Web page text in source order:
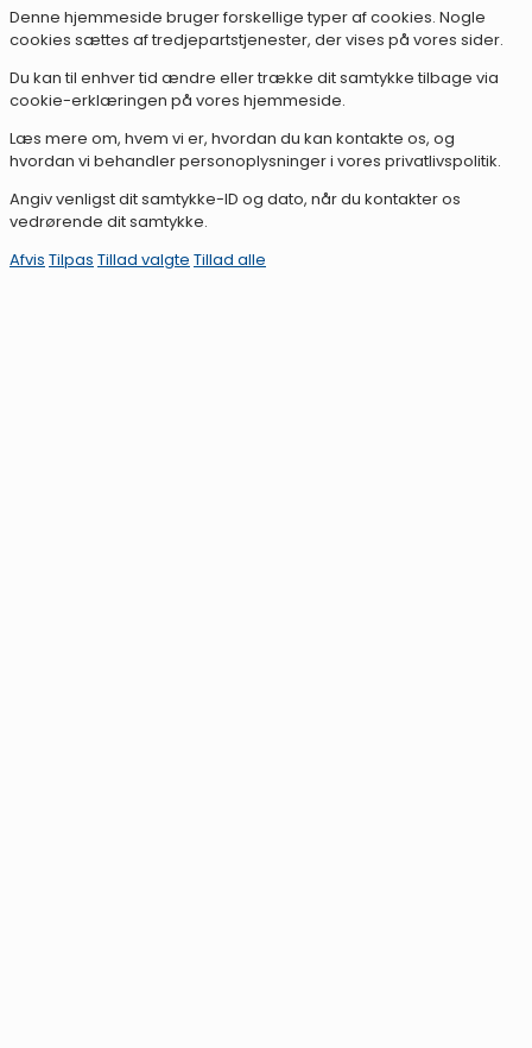
Denne hjemmeside bruger forskellige typer af cookies. Nogle
cookies sættes af tredjepartstjenester, der vises på vores sider.
Du kan til enhver tid ændre eller trække dit samtykke tilbage via
cookie-erklæringen på vores hjemmeside.
Læs mere om, hvem vi er, hvordan du kan kontakte os, og
hvordan vi behandler personoplysninger i vores privatlivspolitik.
Angiv venligst dit samtykke-ID og dato, når du kontakter os
vedrørende dit samtykke.
Afvis Tilpas Tillad valgte Tillad alle